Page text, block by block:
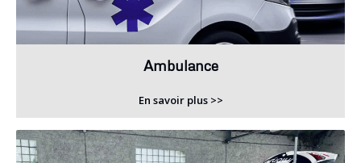
Ambulance
En savoir plus >>